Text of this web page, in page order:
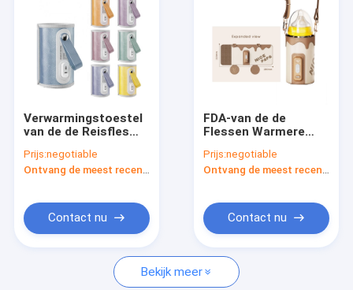
Ongeveer ons
Fabrieksreis
Nieuws
Gevallen
Draagbaar Zuigflesverwarmingstoestel
Verwarmingstoestel
van de de Reisfles
reisthermostaat het
Draagbare Regelbaar
Prijs:negotiable
Contact nu
FDA-van de de
Flessen Warmere
Zuigelingsusb de
Draagbare Bewaarder
Prijs:negotiable
Contact nu
Bekijk meer